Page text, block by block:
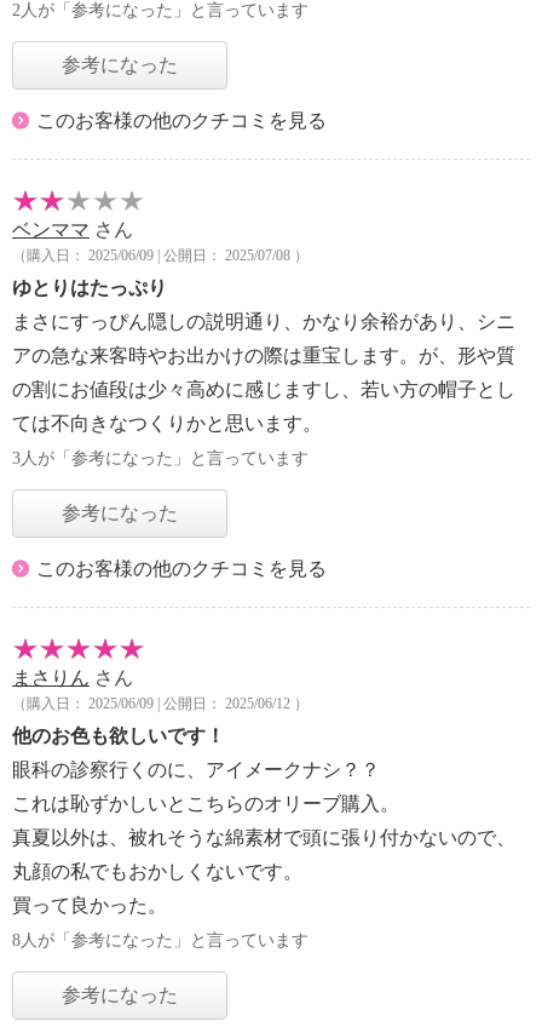
2人が「参考になった」と言っています
参考になった
このお客様の他のクチコミを見る
ベンママ さん
（購入日： 2025/06/09 | 公開日： 2025/07/08 ）
ゆとりはたっぷり
まさにすっぴん隠しの説明通り、かなり余裕があり、シニ
アの急な来客時やお出かけの際は重宝します。が、形や質
の割にお値段は少々高めに感じますし、若い方の帽子とし
ては不向きなつくりかと思います。
3人が「参考になった」と言っています
参考になった
このお客様の他のクチコミを見る
まさりん さん
（購入日： 2025/06/09 | 公開日： 2025/06/12 ）
他のお色も欲しいです！
眼科の診察行くのに、アイメークナシ？？
これは恥ずかしいとこちらのオリーブ購入。
真夏以外は、被れそうな綿素材で頭に張り付かないので、
丸顔の私でもおかしくないです。
買って良かった。
8人が「参考になった」と言っています
参考になった